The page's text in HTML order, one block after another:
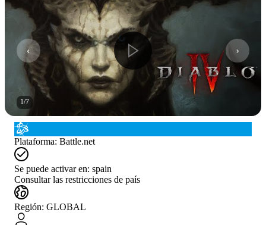
1/7
Plataforma: Battle.net
Se puede activar en: spain
Consultar las restricciones de país
Región: GLOBAL